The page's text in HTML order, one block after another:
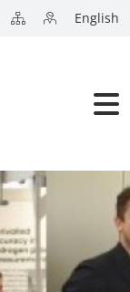
English
Besucher